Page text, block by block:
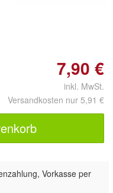
7,90 €
inkl. MwSt.
Versandkosten nur 5,91 €
Vorkasse per